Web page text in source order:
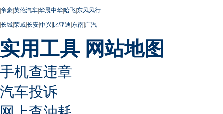
|帝豪|英伦汽车|华晨中华|哈飞|东风风行
|长城|荣威|长安|中兴|比亚迪|东南|广汽
实用工具 网站地图
手机查违章
汽车投诉